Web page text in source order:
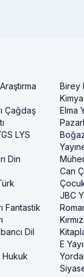
Çağdaş
LYS
Din
Fantastik
Dil
Hukuk
Birey
Elma
Can
JBC
E